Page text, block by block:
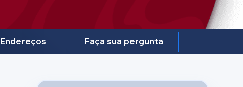
Endereços Faça sua pergunta